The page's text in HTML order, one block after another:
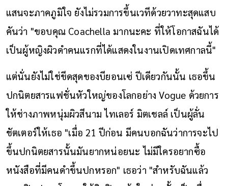
แสนจะภาคภูมิใจ ยังไม่รวมการขึ้นเวทีด้วยวาทะสุดแสบ
คันว่า "ขอบคุณ Coachella มากนะคะ ที่ให้โอกาสฉันได้
เป็นผู้หญิงผิวดำคนแรกที่ได้แสดงในงานเปิดเทศกาลนี้"
แต่นั่นยังไม่ใช่ขีดสุดของบียอนเซ่ ปีเดียวกันนั้น เธอขึ้น
ปกนิตยสารแฟชั่นหัวใหญ่ของโลกอย่าง Vogue ด้วยการ
ให้ช่างภาพหนุ่มผิวสีนาม ไทเลอร์ มิตเชลล์ เป็นผู้ลั่น
ชัตเตอร์ให้เธอ "เมื่อ 21 ปีก่อน มีคนบอกฉันว่าการจะไป
ขึ้นปกนิตยสารนั้นมันยากหน่อยนะ ไม่มีใครอยากซื้อ
หนังสือที่มีคนดำขึ้นปกหรอก" เธอว่า "สำหรับฉันแล้ว